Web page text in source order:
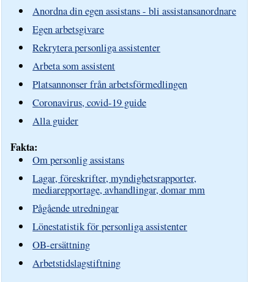
Anordna din egen assistans - bli assistansanordnare
Egen arbetsgivare
Rekrytera personliga assistenter
Arbeta som assistent
Platsannonser från arbetsförmedlingen
Coronavirus, covid-19 guide
Alla guider
Fakta:
Om personlig assistans
Lagar, föreskrifter, myndighetsrapporter,
mediarepportage, avhandlingar, domar mm
Pågående utredningar
Lönestatistik för personliga assistenter
OB-ersättning
Arbetstidslagstiftning